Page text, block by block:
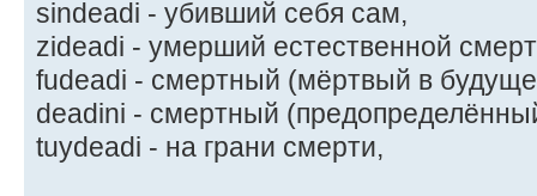
sindeadi - убивший себя сам,
zideadi - умерший естественной
fudeadi - смертный (мёртвый в
deadini - смертный
tuydeadi - на грани смерти,